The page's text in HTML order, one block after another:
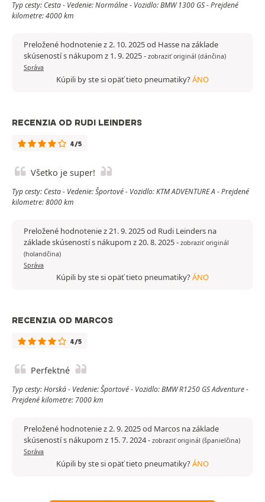
Typ cesty: Cesta - Vedenie: Normálne - Vozidlo: BMW 1300 GS - Prejdené
kilometre: 4000 km
Preložené hodnotenie z 2. 10. 2025 od Hasse na základe
skúseností s nákupom z 1. 9. 2025- zobraziť originál (dánčina)
Správa
Kúpili by ste si opäť tieto pneumatiky?ÁNO
RECENZIA OD RUDI LEINDERS
4/5
Všetko je super!
Typ cesty: Cesta - Vedenie: Športové - Vozidlo: KTM ADVENTURE A - Prejdené
kilometre: 8000 km
Preložené hodnotenie z 21. 9. 2025 od Rudi Leinders na
základe skúseností s nákupom z 20. 8. 2025- zobraziť originál
(holandčina)
Správa
Kúpili by ste si opäť tieto pneumatiky?ÁNO
RECENZIA OD MARCOS
4/5
Perfektné
Typ cesty: Horská - Vedenie: Športové - Vozidlo: BMW R1250 GS Adventure -
Prejdené kilometre: 7000 km
Preložené hodnotenie z 2. 9. 2025 od Marcos na základe
skúseností s nákupom z 15. 7. 2024- zobraziť originál (španielčina)
Správa
Kúpili by ste si opäť tieto pneumatiky?ÁNO